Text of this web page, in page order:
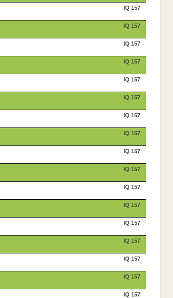
IQ 157
IQ 157
IQ 157
IQ 157
IQ 157
IQ 157
IQ 157
IQ 157
IQ 157
IQ 157
IQ 157
IQ 157
IQ 157
IQ 157
IQ 157
IQ 157
IQ 157